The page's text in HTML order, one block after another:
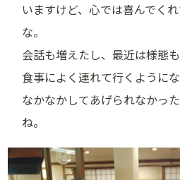
いますけど、心では喜んでく
な。
会話も増えたし、最近は様態
食事によく連れて行くように
なかなかしてあげられなかっ
ね。